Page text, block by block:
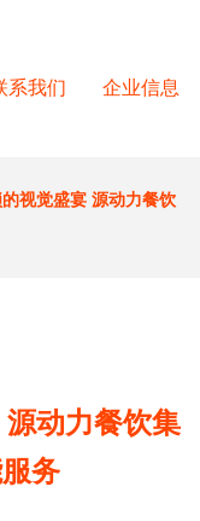
系我们 企业信息
视觉盛宴 源动力餐饮
动力餐饮集
务